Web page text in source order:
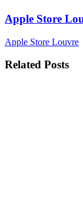
Apple Store
Apple Store Louvre
Related Posts